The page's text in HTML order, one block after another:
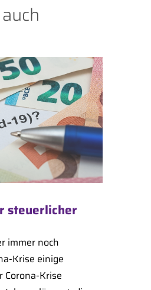
steuerlicher
immer noch
Krise einige
Krise